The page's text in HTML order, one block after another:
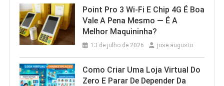
Point Pro 3 Wi‑Fi E Chip 4G É Boa
Vale A Pena Mesmo — É A
Melhor Maquininha?
13 de julho de 2026 jose augusto
Como Criar Uma Loja Virtual Do
Zero E Parar De Depender Da